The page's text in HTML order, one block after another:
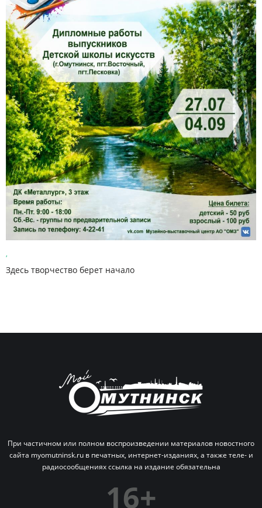
,
Здесь творчество берет начало
При частичном или полном воспроизведении материалов новостного
сайта myomutninsk.ru в печатных, интернет-изданиях, а также теле- и
радиосообщениях ссылка на издание обязательна
16+